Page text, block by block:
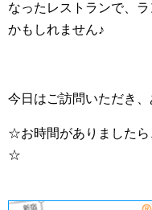
なったレストランで、
かもしれません♪
今日はご訪問いただき
☆お時間がありましたら
☆